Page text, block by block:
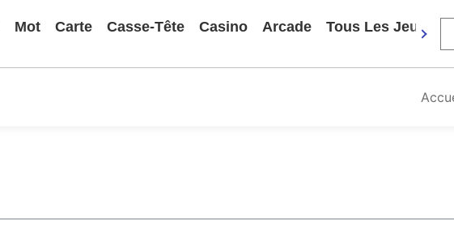
Mot Carte Casse-Tête Casino Arcade Tous Les Jeux